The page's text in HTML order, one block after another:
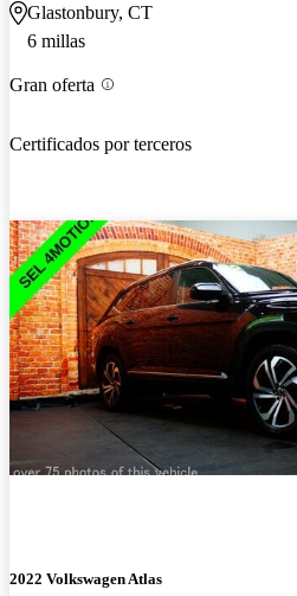
Glastonbury, CT
6 millas
Gran oferta
Certificados por terceros
2022 Volkswagen Atlas